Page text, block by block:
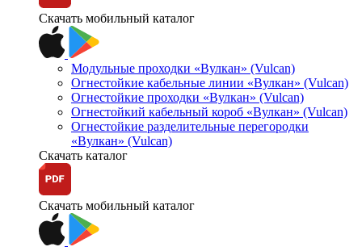
Скачать мобильный каталог
Модульные проходки «Вулкан» (Vulcan)
Огнестойкие кабельные линии «Вулкан» (Vulcan)
Огнестойкие проходки «Вулкан» (Vulcan)
Огнестойкий кабельный короб «Вулкан» (Vulcan)
Огнестойкие разделительные перегородки
«Вулкан» (Vulcan)
Скачать каталог
Скачать мобильный каталог